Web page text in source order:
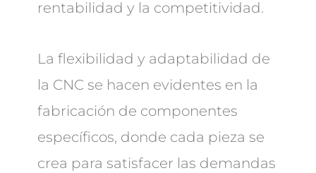
rentabilidad y la competitividad.
La flexibilidad y adaptabilidad de
la CNC se hacen evidentes en la
fabricación de componentes
específicos, donde cada pieza se
crea para satisfacer las demandas